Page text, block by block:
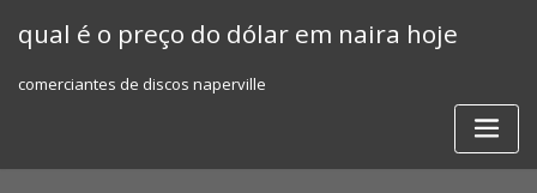
qual é o preço do dólar em naira hoje
comerciantes de discos naperville